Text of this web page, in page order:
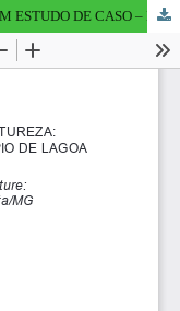
A MERCANTILIZAÇÃO DA NATUREZA: UM ESTUDO DE CASO – MUNICíPIO DE LAGOA SANTA/MG